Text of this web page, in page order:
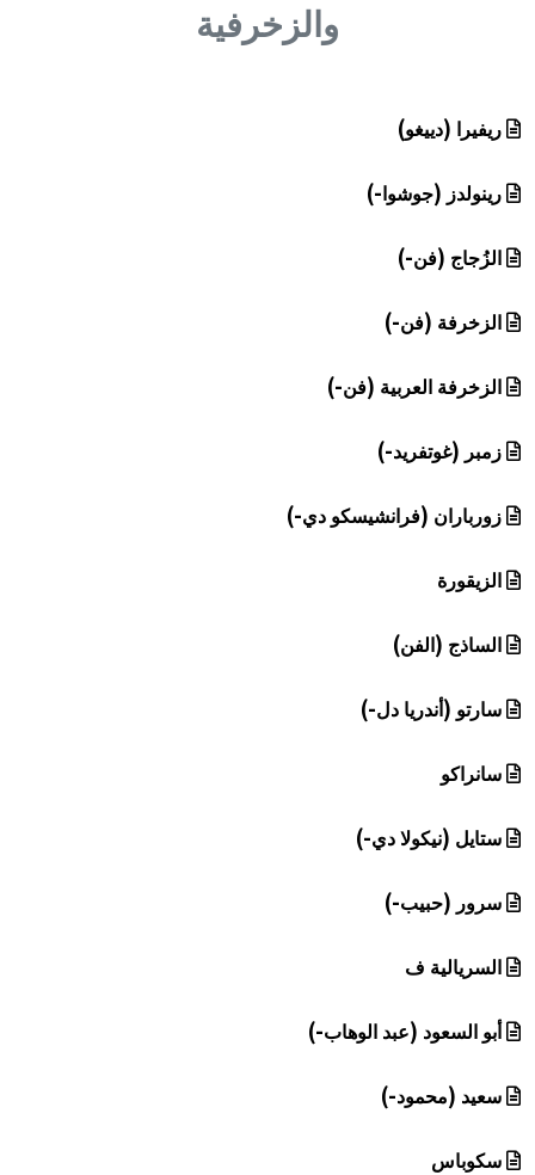
هيئة الموسوعة العربية تطلق موسوعات جديدة في عام 2026
والزخرفية
ريفيرا (دييغو)
رينولدز (جوشوا-)
الزُجاج (فن-)
الزخرفة (فن-)
الزخرفة العربية (فن-)
زمبر (غوتفريد-)
زورباران (فرانشيسكو دي-)
الزيقورة
الساذج (الفن)
سارتو (أندريا دل-)
سانراكو
ستايل (نيكولا دي-)
سرور (حبيب-)
السريالية ف
أبو السعود (عبد الوهاب-)
سعيد (محمود-)
سكوباس